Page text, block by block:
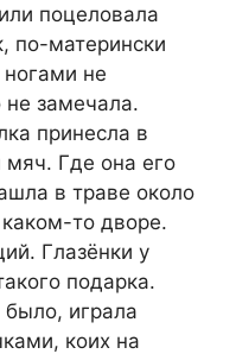
поцеловала
по-матерински
не
не замечала.
принесла в
мяч. Где она его
в траве около
то дворе.
Глазёнки у
подарка.
играла
коих на